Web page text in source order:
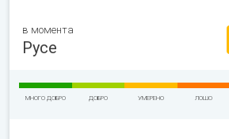
в момента
Русе
МНОГО ДОБРО ДОБРО УМЕРЕНО ЛОШО